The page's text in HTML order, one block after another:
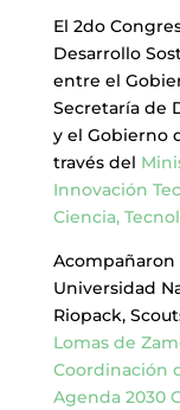
El 2do
Desarrollo
entre el
Secretaría de
y el Gobierno
través del
Innovación
Ciencia,
Acompañaron
Universidad
Riopack,
Lomas de
Coordinación
Agenda 2030